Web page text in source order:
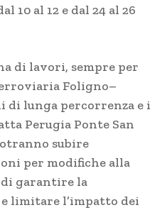
10 al 12 e dal 24 al 26
di lavori, sempre per
Foligno–
di lunga percorrenza e i
Perugia Ponte San
subire
per modifiche alla
di garantire la
limitare l’impatto dei